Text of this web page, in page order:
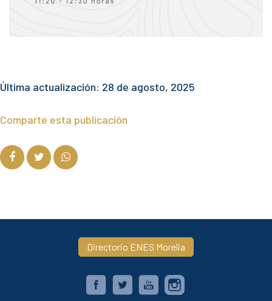
Última actualización: 28 de agosto, 2025
Comparte esta publicación
Directorio ENES Morelia